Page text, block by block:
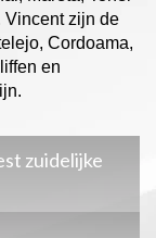
Vincent zijn de
Cordoama,
en
zuidelijke